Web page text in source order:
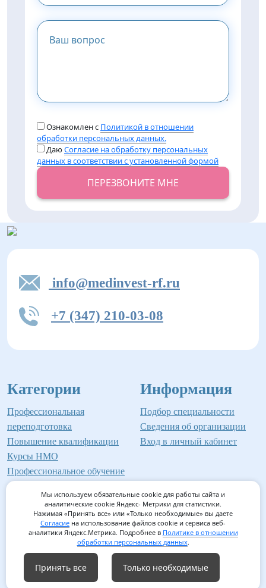
Ознакомлен с Политикой в отношении
обработки персональных данных.
ДаюСогласие на обработку персональных
данных в соответствии с установленной формой
ПЕРЕЗВОНИТЕ МНЕ
info@medinvest-rf.ru
+7 (347) 210-03-08
Категории
Профессиональная
переподготовка
Повышение квалификации
Курсы НМО
Профессиональное обучение
Информация
Подбор специальности
Сведения об организации
Вход в личный кабинет
©2026 Институт профессионального образования
Мед-Инвест
Согласие на обработку персональных данных/Согласие на
использование файлов cookie/Политика обработки
Мы используем обязательные cookie для работы сайта и
аналитические cookie Яндекс- Метрики для статистики.
Нажимая «Принять все» или «Только необходимые» вы даете
Согласие на использование файлов cookie и сервиса веб-
аналитики Яндекс.Метрика. Подробнее в Политике в отношении
обработки персональных данных.
Принять все Только необходимые